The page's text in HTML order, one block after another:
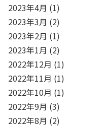
2023年4月 (1)
2023年3月 (2)
2023年2月 (1)
2023年1月 (2)
2022年12月 (1)
2022年11月 (1)
2022年10月 (1)
2022年9月 (3)
2022年8月 (2)